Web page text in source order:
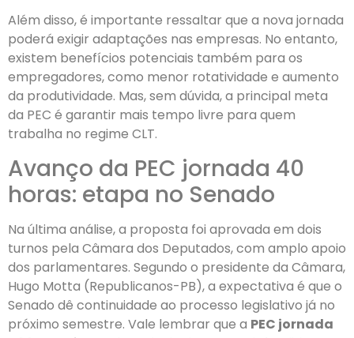
Além disso, é importante ressaltar que a nova jornada
poderá exigir adaptações nas empresas. No entanto,
existem benefícios potenciais também para os
empregadores, como menor rotatividade e aumento
da produtividade. Mas, sem dúvida, a principal meta
da PEC é garantir mais tempo livre para quem
trabalha no regime CLT.
Avanço da PEC jornada 40
horas: etapa no Senado
Na última análise, a proposta foi aprovada em dois
turnos pela Câmara dos Deputados, com amplo apoio
dos parlamentares. Segundo o presidente da Câmara,
Hugo Motta (Republicanos-PB), a expectativa é que o
Senado dê continuidade ao processo legislativo já no
próximo semestre. Vale lembrar que a PEC jornada